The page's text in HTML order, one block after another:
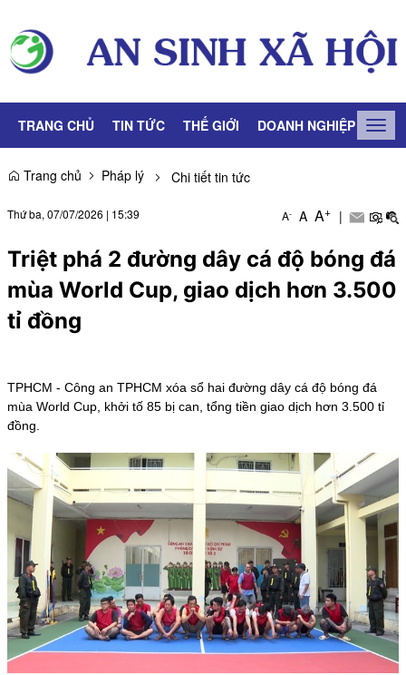
TRANG CHỦ TIN TỨC THẾ GIỚI DOANH NGHIỆP LAO
Trang chủ
Pháp lý Chi tiết tin tức
Thứ ba, 07/07/2026 | 15:39 A- A A+ |
Triệt phá 2 đường dây cá độ bóng đá
mùa World Cup, giao dịch hơn 3.500
tỉ đồng
TPHCM - Công an TPHCM xóa sổ hai đường dây cá độ bóng đá
mùa World Cup, khởi tố 85 bị can, tổng tiền giao dịch hơn 3.500 tỉ
đồng.